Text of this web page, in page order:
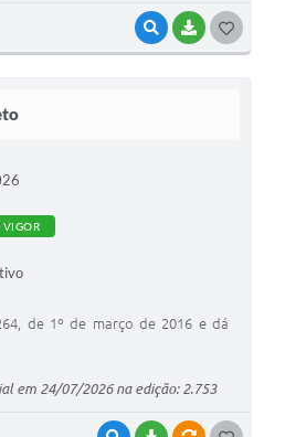
VISUALIZAR
BAIXAR
VIGOR
de 1º de março de 2016 e dá
em 24/07/2026 na edição: 2.753